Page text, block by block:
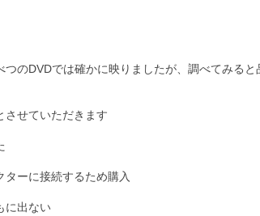
のDVDでは確かに映りましたが、調べてみると
させていただきます
ーに接続するため購入
に出ない